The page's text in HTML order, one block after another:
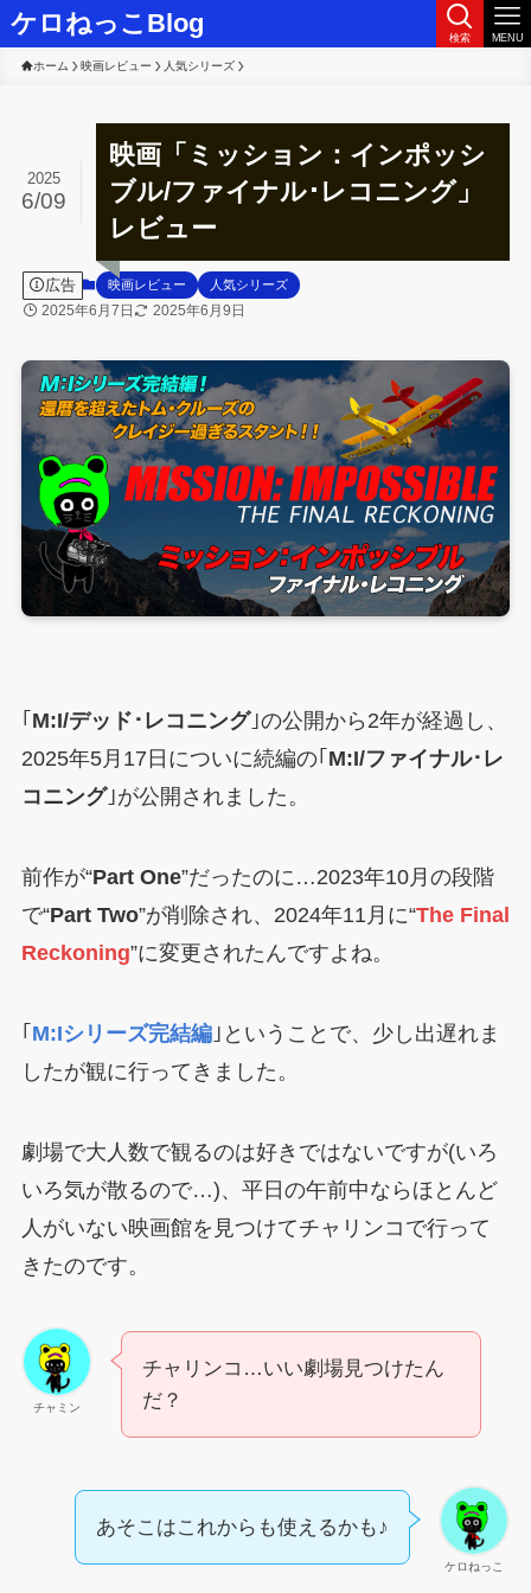
ケロねっこBlog 検索 MENU
ホーム 映画レビュー 人気シリーズ
映画「ミッション：インポッシ
ブル/ファイナル･レコニング」
レビュー
2025
6/09
広告 映画レビュー 人気シリーズ
2025年6月7日 2025年6月9日
｢ M:I/デッド･レコニング｣の公開から2年が経過し、
2025年5月17日についに続編の｢ M:I/ファイナル･レ
コニング｣が公開されました。
前作が“Part One”だったのに…2023年10月の段階
で“Part Two”が削除され、2024年11月に“The Final
Reckoning”に変更されたんですよね。
｢ M:Iシリーズ完結編｣ということで、少し出遅れま
したが観に行ってきました。
劇場で大人数で観るのは好きではないですが(いろ
いろ気が散るので…)、平日の午前中ならほとんど
人がいない映画館を見つけてチャリンコで行って
きたのです。
チャミン
チャリンコ…いい劇場見つけたん
だ？
ケロねっこ
あそこはこれからも使えるかも♪